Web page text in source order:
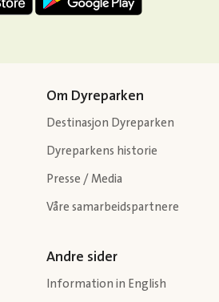
Om Dyreparken
Destinasjon Dyreparken
Dyreparkens historie
Presse / Media
Våre samarbeidspartnere
Andre sider
Information in English